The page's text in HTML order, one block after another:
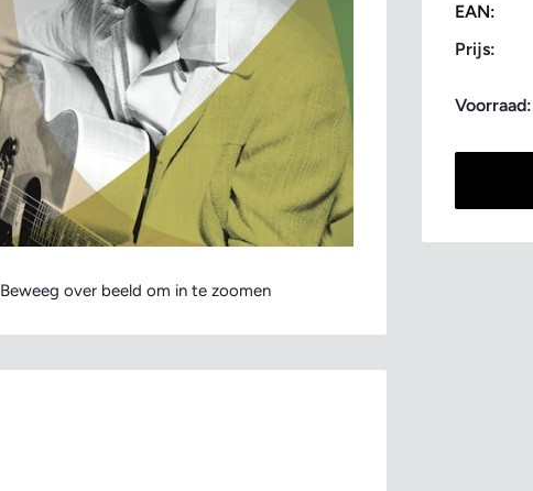
Beweeg over beeld om in te zoomen
EAN:
Prijs:
Voorraad: